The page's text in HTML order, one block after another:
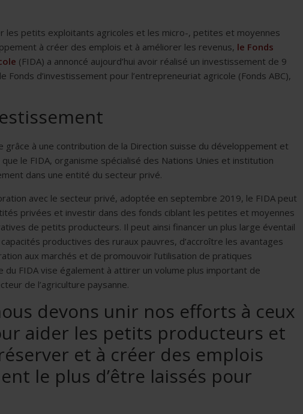
les petits exploitants agricoles et les micro-, petites et moyennes
à créer des emplois et à améliorer les revenus, le Fonds
(FIDA) a annoncé aujourd’hui avoir réalisé un investissement de 9
Fonds d’investissement pour l’entrepreneuriat agricole (Fonds ABC),
à une contribution de la Direction suisse du développement et
le FIDA, organisme spécialisé des Nations Unies et institution
dans une entité du secteur privé.
avec le secteur privé, adoptée en septembre 2019, le FIDA peut
privées et investir dans des fonds ciblant les petites et moyennes
de petits producteurs. Il peut ainsi financer un plus large éventail
productives des ruraux pauvres, d’accroître les avantages
aux marchés et de promouvoir l’utilisation de pratiques
FIDA vise également à attirer un volume plus important de
de l’agriculture paysanne.
devons unir nos efforts à ceux
aider les petits producteurs et
et à créer des emplois
le plus d’être laissés pour